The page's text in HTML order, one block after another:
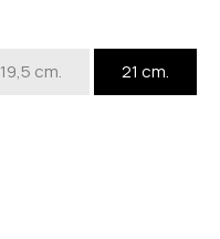
19,5 cm. 21 cm.